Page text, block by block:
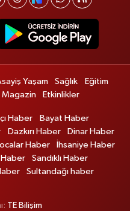
Yaşam Sağlık
Eğitim
Magazin Etkinlikler
Haber
Bayat Haber
Dazkırı Haber
Dinar Haber
Haber
İhsaniye Haber
Haber
Sandıklı Haber
Sultandağı haber
TE Bilişim